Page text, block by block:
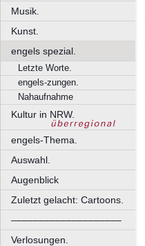
Musik.
Kunst.
engels spezial.
Letzte Worte.
engels-zungen.
Nahaufnahme
Kultur in NRW.
engels-Thema.
Auswahl.
Augenblick
Zuletzt gelacht: Cartoons.
––––––––––––––––––––
Verlosungen.